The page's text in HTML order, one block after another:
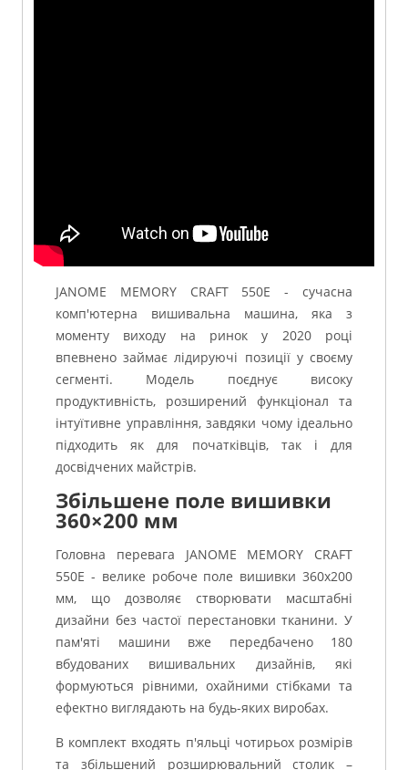
JANOME MEMORY CRAFT 550E - сучасна
комп'ютерна вишивальна машина, яка з
моменту виходу на ринок у 2020 році
впевнено займає лідируючі позиції у своєму
сегменті. Модель поєднує високу
продуктивність, розширений функціонал та
інтуїтивне управління, завдяки чому ідеально
підходить як для початківців, так і для
досвідчених майстрів.
Збільшене поле вишивки
360×200 мм
Головна перевага JANOME MEMORY CRAFT
550E - велике робоче поле вишивки 360х200
мм, що дозволяє створювати масштабні
дизайни без частої перестановки тканини. У
пам'яті машини вже передбачено 180
вбудованих вишивальних дизайнів, які
формуються рівними, охайними стібками та
ефектно виглядають на будь-яких виробах.
В комплект входять п'яльці чотирьох розмірів
та збільшений розширювальний столик –